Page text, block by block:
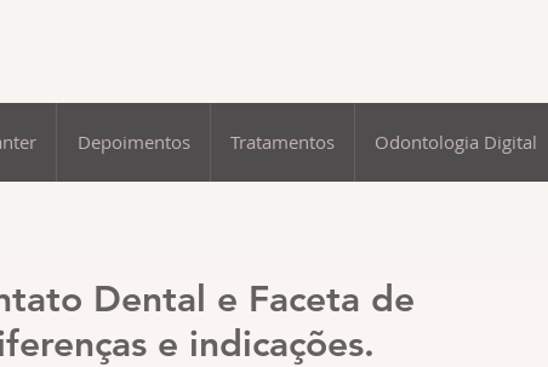
Depoimentos Tratamentos Odontologia Digital
Dental e Faceta de
e indicações.